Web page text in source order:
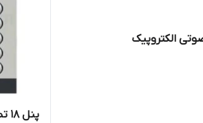
پنل ۱۸ تصویری الکتروپیک مدل ۱۰۸۶